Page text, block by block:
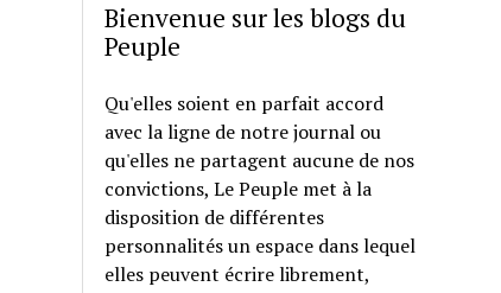
Bienvenue sur les blogs du
Peuple
Qu'elles soient en parfait accord
avec la ligne de notre journal ou
qu'elles ne partagent aucune de nos
convictions, Le Peuple met à la
disposition de différentes
personnalités un espace dans lequel
elles peuvent écrire librement,